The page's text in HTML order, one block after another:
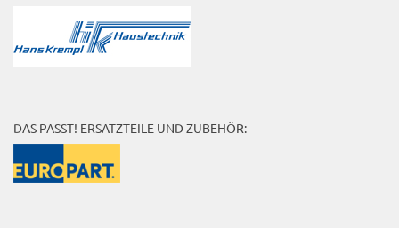
DAS PASST! ERSATZTEILE UND ZUBEHÖR: